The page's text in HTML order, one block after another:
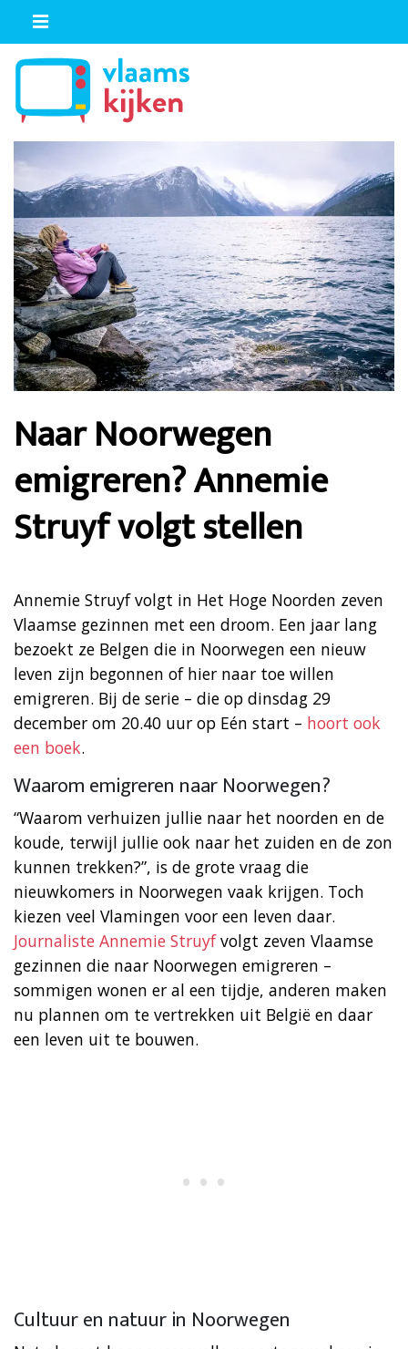
Naar Noorwegen
emigreren? Annemie
Struyf volgt stellen
Annemie Struyf volgt in Het Hoge Noorden zeven
Vlaamse gezinnen met een droom. Een jaar lang
bezoekt ze Belgen die in Noorwegen een nieuw
leven zijn begonnen of hier naar toe willen
emigreren. Bij de serie – die op dinsdag 29
december om 20.40 uur op Eén start – hoort ook
een boek.
Waarom emigreren naar Noorwegen?
“Waarom verhuizen jullie naar het noorden en de
koude, terwijl jullie ook naar het zuiden en de zon
kunnen trekken?”, is de grote vraag die
nieuwkomers in Noorwegen vaak krijgen. Toch
kiezen veel Vlamingen voor een leven daar.
Journaliste Annemie Struyfvolgt zeven Vlaamse
gezinnen die naar Noorwegen emigreren –
sommigen wonen er al een tijdje, anderen maken
nu plannen om te vertrekken uit België en daar
een leven uit te bouwen.
Cultuur en natuur in Noorwegen